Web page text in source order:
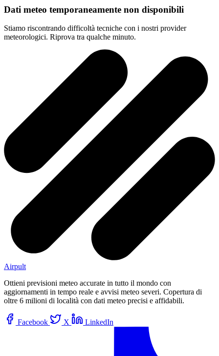
Dati meteo temporaneamente non disponibili
Stiamo riscontrando difficoltà tecniche con i nostri provider
meteorologici. Riprova tra qualche minuto.
Airpult
Ottieni previsioni meteo accurate in tutto il mondo con
aggiornamenti in tempo reale e avvisi meteo severi. Copertura di
oltre 6 milioni di località con dati meteo precisi e affidabili.
Facebook X LinkedIn